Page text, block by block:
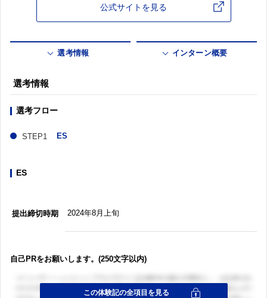
公式サイトを見る
選考情報 インターン概要
選考情報
選考フロー
ES
ES
提出締切時期 2024年8月上旬
自己PRをお願いします。(250文字以内)